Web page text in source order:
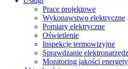
Prace projektowe
Wykonawstwo elektryczne
Pomiary elektryczne
Oświetlenie
Inspekcje termowizyjne
Sprawdzanie
Monitoring jakości